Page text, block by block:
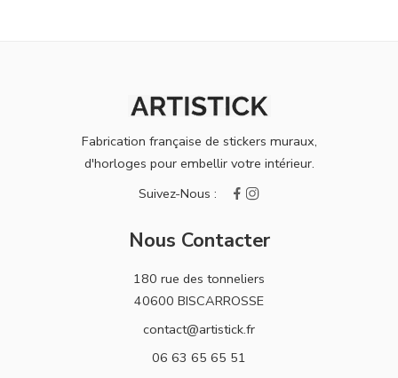
Fabrication française de stickers muraux,
d'horloges pour embellir votre intérieur.
Nous Contacter
180 rue des tonneliers
40600 BISCARROSSE
contact@artistick.fr
06 63 65 65 51